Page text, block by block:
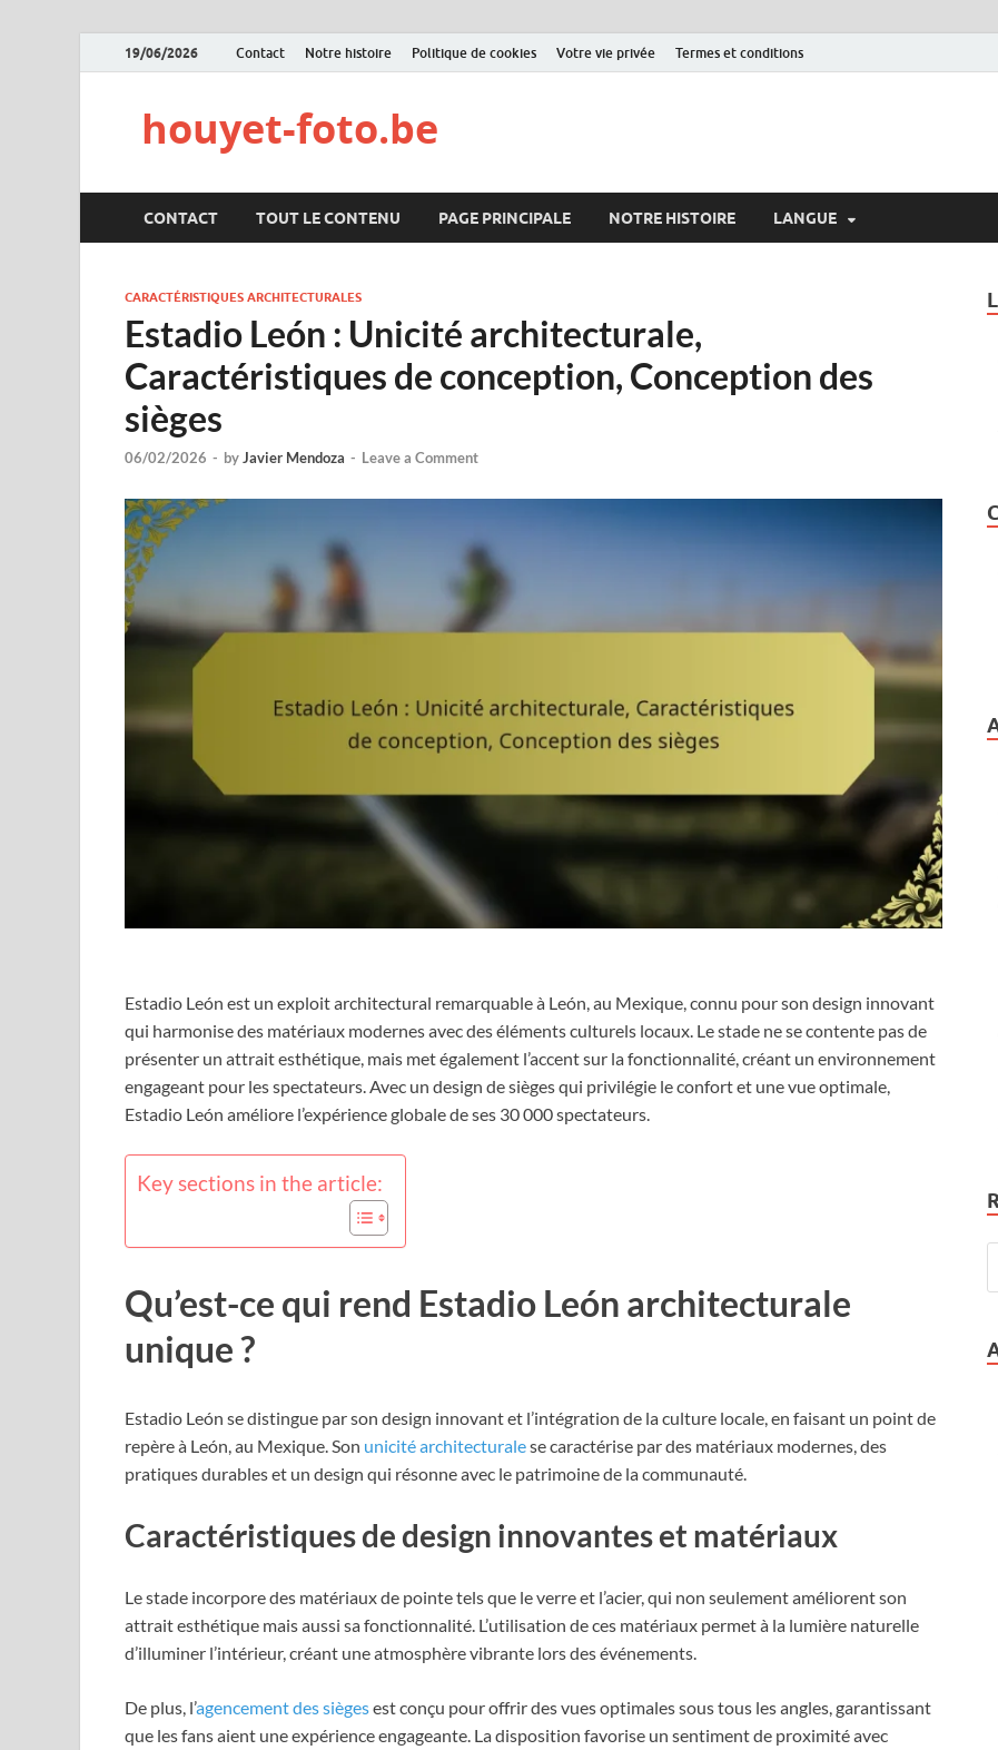
19/06/2026 Contact Notre histoire Politique de cookies Votre vie privée Termes et conditions
houyet-foto.be
CONTACT TOUT LE CONTENU PAGE PRINCIPALE NOTRE HISTOIRE LANGUE
CARACTÉRISTIQUES ARCHITECTURALES
Estadio León : Unicité architecturale,
Caractéristiques de conception, Conception des
sièges
06/02/2026 - byJavier Mendoza - Leave a Comment
Estadio León est un exploit architectural remarquable à León, au Mexique, connu pour son design innovant
qui harmonise des matériaux modernes avec des éléments culturels locaux. Le stade ne se contente pas de
présenter un attrait esthétique, mais met également l’accent sur la fonctionnalité, créant un environnement
engageant pour les spectateurs. Avec un design de sièges qui privilégie le confort et une vue optimale,
Estadio León améliore l’expérience globale de ses 30 000 spectateurs.
Key sections in the article:
Qu’est-ce qui rend Estadio León architecturale
unique ?
Estadio León se distingue par son design innovant et l’intégration de la culture locale, en faisant un point de
repère à León, au Mexique. Son unicité architecturalese caractérise par des matériaux modernes, des
pratiques durables et un design qui résonne avec le patrimoine de la communauté.
Caractéristiques de design innovantes et matériaux
Le stade incorpore des matériaux de pointe tels que le verre et l’acier, qui non seulement améliorent son
attrait esthétique mais aussi sa fonctionnalité. L’utilisation de ces matériaux permet à la lumière naturelle
d’illuminer l’intérieur, créant une atmosphère vibrante lors des événements.
De plus, l’agencement des siègesest conçu pour offrir des vues optimales sous tous les angles, garantissant
que les fans aient une expérience engageante. La disposition favorise un sentiment de proximité avec